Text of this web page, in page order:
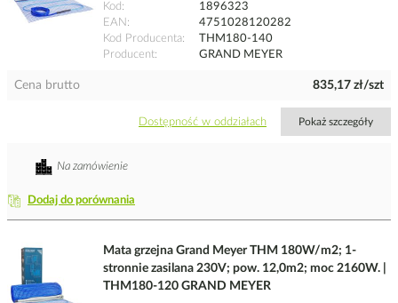
Kod
1896323
EAN
4751028120282
Kod Producenta
THM180-140
Producent
GRAND MEYER
Cena brutto 835,17 zł/szt
Dostępność w oddziałach Pokaż szczegóły
Dodaj do porównania
Na zamówienie
Mata grzejna Grand Meyer THM 180W/m2; 1-
stronnie zasilana 230V; pow. 12,0m2; moc 2160W. |
THM180-120 GRAND MEYER